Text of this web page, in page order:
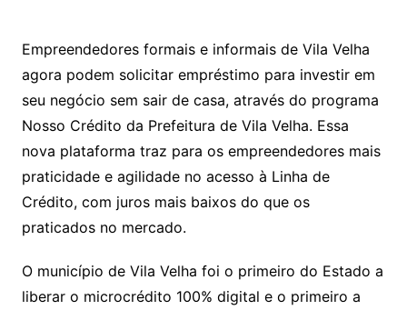
at
s
A
p
p
c
e
b
o
o
k
itt
er
ai
l
p
y
Li
n
k
Empreendedores formais e informais de Vila Velha
agora podem solicitar empréstimo para investir em
seu negócio sem sair de casa, através do programa
Nosso Crédito da Prefeitura de Vila Velha. Essa
nova plataforma traz para os empreendedores mais
praticidade e agilidade no acesso à Linha de
Crédito, com juros mais baixos do que os
praticados no mercado.
O município de Vila Velha foi o primeiro do Estado a
liberar o microcrédito 100% digital e o primeiro a